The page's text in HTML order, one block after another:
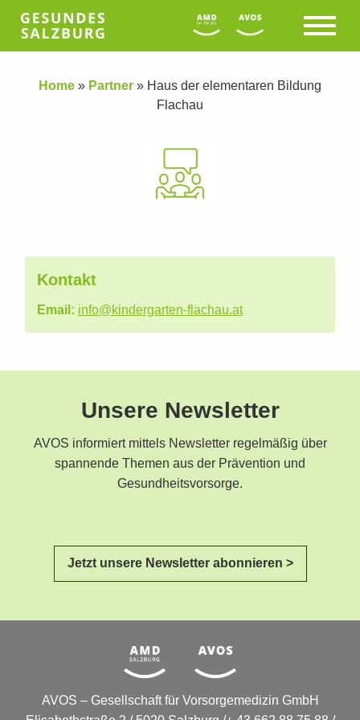
Home » Partner » Haus der elementaren Bildung
Flachau
Kontakt
Email: info@kindergarten-flachau.at
Unsere Newsletter
AVOS informiert mittels Newsletter regelmäßig über
spannende Themen aus der Prävention und
Gesundheitsvorsorge.
Jetzt unsere Newsletter abonnieren >
AVOS – Gesellschaft für Vorsorgemedizin GmbH